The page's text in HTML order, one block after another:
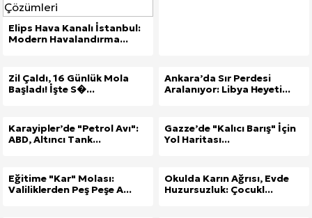
Elips Hava Kanalı İstanbul:
Modern Havalandırma...
Zil Çaldı, 16 Günlük Mola
Başladı! İşte S�...
Ankara’da Sır Perdesi
Aralanıyor: Libya Heyeti...
Karayipler’de "Petrol Avı":
ABD, Altıncı Tank...
Gazze’de "Kalıcı Barış" İçin
Yol Haritası...
Eğitime "Kar" Molası:
Valiliklerden Peş Peşe A...
Okulda Karın Ağrısı, Evde
Huzursuzluk: Çocukl...